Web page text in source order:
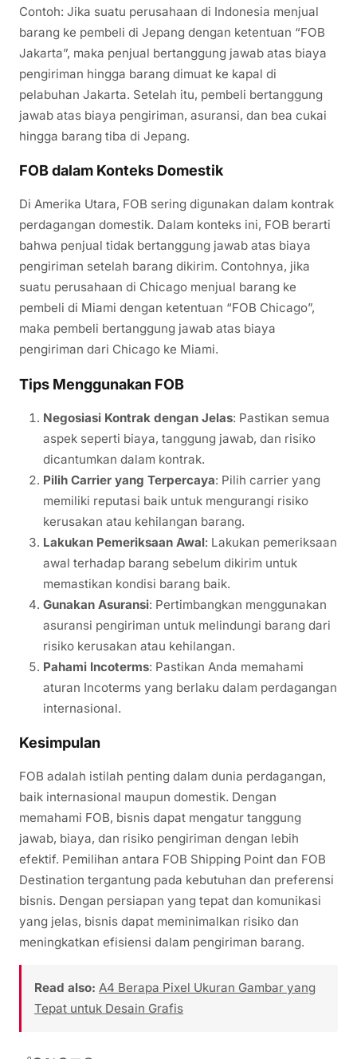
Contoh: Jika suatu perusahaan di Indonesia menjual
barang ke pembeli di Jepang dengan ketentuan “FOB
Jakarta”, maka penjual bertanggung jawab atas biaya
pengiriman hingga barang dimuat ke kapal di
pelabuhan Jakarta. Setelah itu, pembeli bertanggung
jawab atas biaya pengiriman, asuransi, dan bea cukai
hingga barang tiba di Jepang.
FOB dalam Konteks Domestik
Di Amerika Utara, FOB sering digunakan dalam kontrak
perdagangan domestik. Dalam konteks ini, FOB berarti
bahwa penjual tidak bertanggung jawab atas biaya
pengiriman setelah barang dikirim. Contohnya, jika
suatu perusahaan di Chicago menjual barang ke
pembeli di Miami dengan ketentuan “FOB Chicago”,
maka pembeli bertanggung jawab atas biaya
pengiriman dari Chicago ke Miami.
Tips Menggunakan FOB
Negosiasi Kontrak dengan Jelas: Pastikan semua
aspek seperti biaya, tanggung jawab, dan risiko
dicantumkan dalam kontrak.
Pilih Carrier yang Terpercaya: Pilih carrier yang
memiliki reputasi baik untuk mengurangi risiko
kerusakan atau kehilangan barang.
Lakukan Pemeriksaan Awal: Lakukan pemeriksaan
awal terhadap barang sebelum dikirim untuk
memastikan kondisi barang baik.
Gunakan Asuransi: Pertimbangkan menggunakan
asuransi pengiriman untuk melindungi barang dari
risiko kerusakan atau kehilangan.
Pahami Incoterms: Pastikan Anda memahami
aturan Incoterms yang berlaku dalam perdagangan
internasional.
Kesimpulan
FOB adalah istilah penting dalam dunia perdagangan,
baik internasional maupun domestik. Dengan
memahami FOB, bisnis dapat mengatur tanggung
jawab, biaya, dan risiko pengiriman dengan lebih
efektif. Pemilihan antara FOB Shipping Point dan FOB
Destination tergantung pada kebutuhan dan preferensi
bisnis. Dengan persiapan yang tepat dan komunikasi
yang jelas, bisnis dapat meminimalkan risiko dan
meningkatkan efisiensi dalam pengiriman barang.
Read also: A4 Berapa Pixel Ukuran Gambar yang
Tepat untuk Desain Grafis